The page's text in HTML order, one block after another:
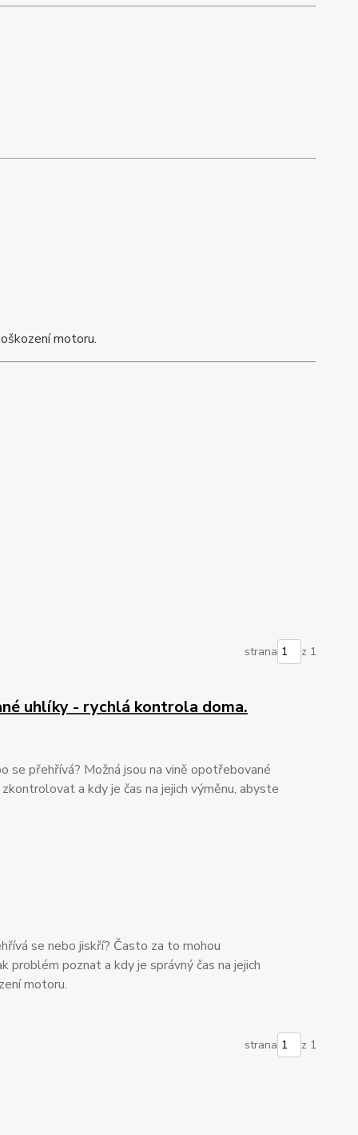
motoru.
strana z 1
uhlíky - rychlá kontrola doma.
se přehřívá? Možná jsou na vině opotřebované
a kdy je čas na jejich výměnu, abyste
se nebo jiskří? Často za to mohou
problém poznat a kdy je správný čas na jejich
motoru.
strana z 1